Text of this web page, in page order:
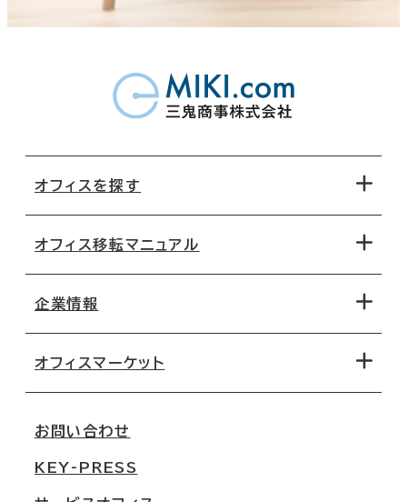
オフィスを探す
地図から探す
路線・駅から探す
オフィス移転マニュアル
移転コストシミュレーション
移転スケジュール
オフィス移転Q&A
企業情報
オフィスマーケット
大阪
お問い合わせ
KEY-PRESS